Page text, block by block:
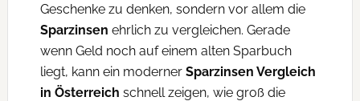
Geschenke zu denken, sondern vor allem die
Sparzinsen ehrlich zu vergleichen. Gerade
wenn Geld noch auf einem alten Sparbuch
liegt, kann ein moderner Sparzinsen Vergleich
in Österreich schnell zeigen, wie groß die